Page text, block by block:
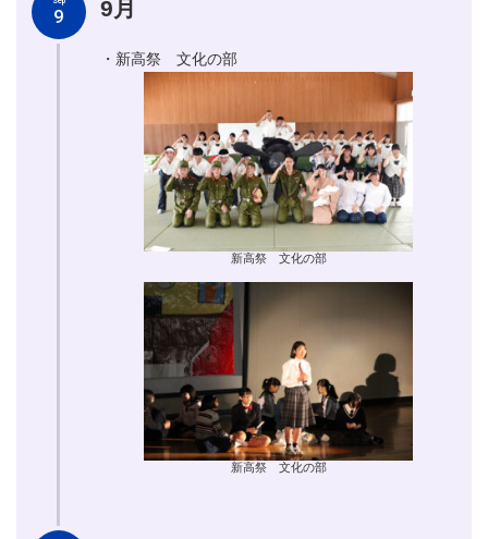
9月
・新高祭 文化の部
新高祭 文化の部
新高祭 文化の部
9